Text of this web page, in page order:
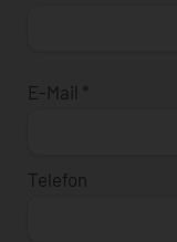
E-Mail *
Telefon